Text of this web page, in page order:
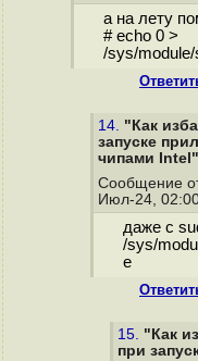
а на лету
# echo 0 >
/sys/module/
14. "Как
запуске
чипами Intel"
Сообщение
Июл-24,
даже с
/sys/
e
15. "Как
при